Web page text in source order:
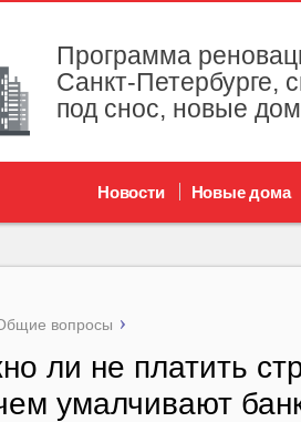
Программа
Санкт-Петербурге,
под снос, новые
Новости Новые дома
вопросы
ли не платить
умалчивают